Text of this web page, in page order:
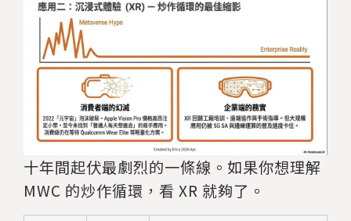
十年間起伏最劇烈的一條線。如果你想理解
MWC 的炒作循環，看 XR 就夠了。